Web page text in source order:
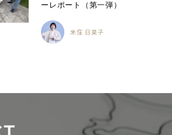
ーレポート（第一弾）
米窪 日菜子